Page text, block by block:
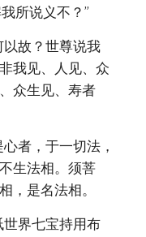
所说义不？”
以故？世尊说我
我见、人见、众
众生见、寿者
者，于一切法，
生法相。须菩
，是名法相。
世界七宝持用布